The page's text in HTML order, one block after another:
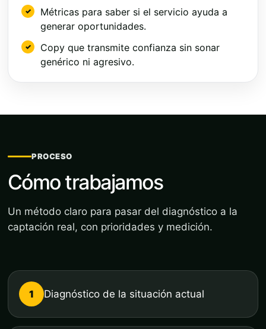
Métricas para saber si el servicio ayuda a
generar oportunidades.
Copy que transmite confianza sin sonar
genérico ni agresivo.
PROCESO
Cómo trabajamos
Un método claro para pasar del diagnóstico a la
captación real, con prioridades y medición.
1 Diagnóstico de la situación actual